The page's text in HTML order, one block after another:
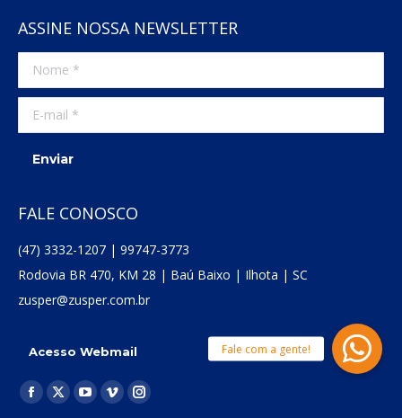
ASSINE NOSSA NEWSLETTER
Nome *
E-mail *
Enviar
FALE CONOSCO
(47) 3332-1207 | 99747-3773
Rodovia BR 470, KM 28 | Baú Baixo | Ilhota | SC
zusper@zusper.com.br
Acesso Webmail
Encontre-nos em:
Facebook
X
YouTube
VimeoInstagram